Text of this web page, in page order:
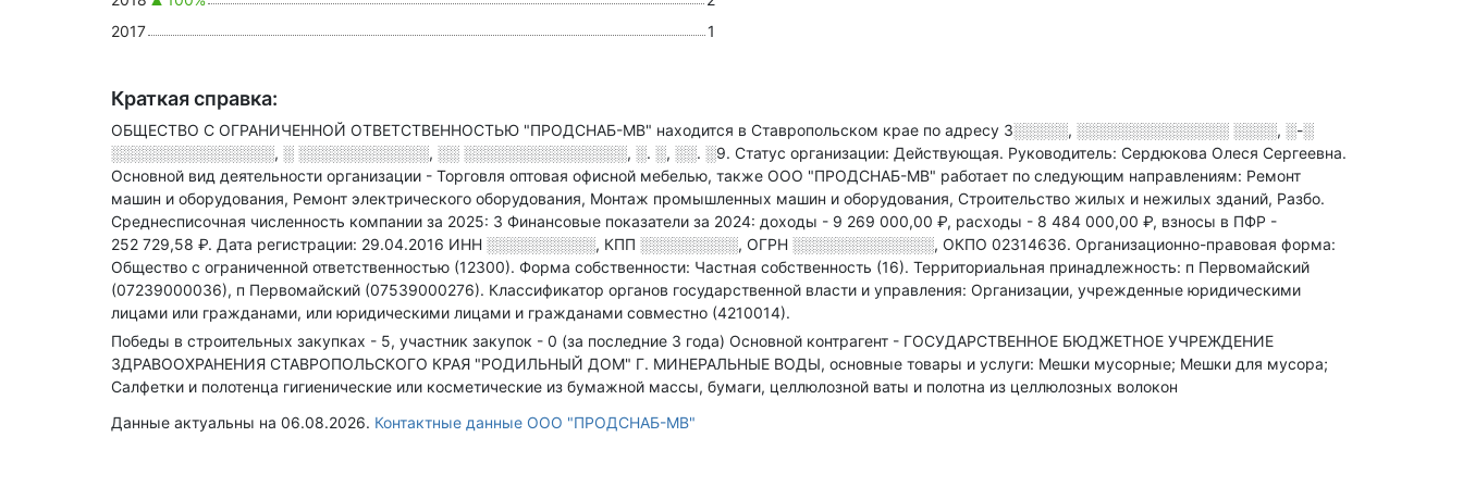
2017
1
Краткая справка:
ОБЩЕСТВО С ОГРАНИЧЕННОЙ ОТВЕТСТВЕННОСТЬЮ "ПРОДСНАБ-МВ" находится в Ставропольском крае по адресу 3░░░░░, ░░░░░░░░░░░░░░ ░░░░, ░-░
░░░░░░░░░░░░░░░, ░ ░░░░░░░░░░░░, ░░ ░░░░░░░░░░░░░░░, ░. ░, ░░. ░9. Статус организации: Действующая. Руководитель: Сердюкова Олеся Сергеевна.
Основной вид деятельности организации - Торговля оптовая офисной мебелью, также ООО "ПРОДСНАБ-МВ" работает по следующим направлениям: Ремонт
машин и оборудования, Ремонт электрического оборудования, Монтаж промышленных машин и оборудования, Строительство жилых и нежилых зданий, Разбо.
Среднесписочная численность компании за 2025: 3 Финансовые показатели за 2024: доходы - 9 269 000,00 ₽, расходы - 8 484 000,00 ₽, взносы в ПФР -
252 729,58 ₽. Дата регистрации: 29.04.2016 ИНН ░░░░░░░░░░, КПП ░░░░░░░░░, ОГРН ░░░░░░░░░░░░░, ОКПО 02314636. Организационно-правовая форма:
Общество с ограниченной ответственностью (12300). Форма собственности: Частная собственность (16). Территориальная принадлежность: п Первомайский
(07239000036), п Первомайский (07539000276). Классификатор органов государственной власти и управления: Организации, учрежденные юридическими
лицами или гражданами, или юридическими лицами и гражданами совместно (4210014).
Победы в строительных закупках - 5, участник закупок - 0 (за последние 3 года) Основной контрагент - ГОСУДАРСТВЕННОЕ БЮДЖЕТНОЕ УЧРЕЖДЕНИЕ
ЗДРАВООХРАНЕНИЯ СТАВРОПОЛЬСКОГО КРАЯ "РОДИЛЬНЫЙ ДОМ" Г. МИНЕРАЛЬНЫЕ ВОДЫ, основные товары и услуги: Мешки мусорные; Мешки для мусора;
Салфетки и полотенца гигиенические или косметические из бумажной массы, бумаги, целлюлозной ваты и полотна из целлюлозных волокон
Данные актуальны на 06.08.2026. Контактные данные ООО "ПРОДСНАБ-МВ"